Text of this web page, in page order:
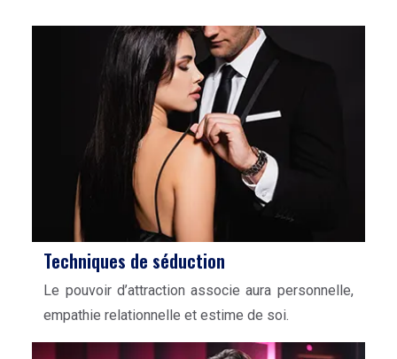
Techniques de séduction
Le pouvoir d’attraction associe aura personnelle,
empathie relationnelle et estime de soi.